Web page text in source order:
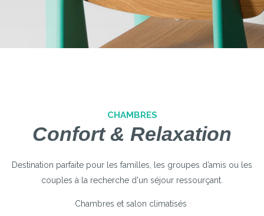
CHAMBRES
Confort & Relaxation
Destination parfaite pour les familles, les groupes d’amis ou les
couples à la recherche d'un séjour ressourçant.
Chambres et salon climatisés